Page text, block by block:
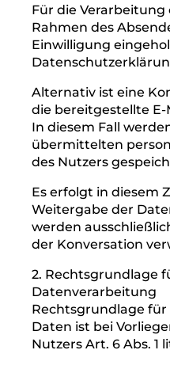
die
besuchen und
eingebunden ist
das Datum
die
verwendeten
Betriebssystem-
Google-
Google
reCAPTCHA-
Aufgaben,
identifizieren
Rahmen des
Einwilligung
Alternativ ist eine